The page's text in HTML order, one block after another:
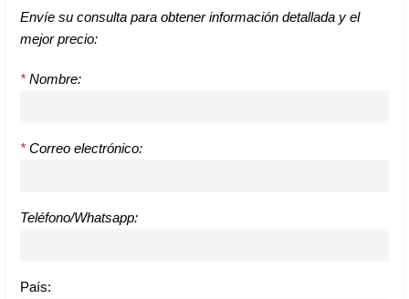
Envíe su consulta para obtener información detallada y el
mejor precio:
* Nombre:
* Correo electrónico:
Teléfono/Whatsapp:
País: